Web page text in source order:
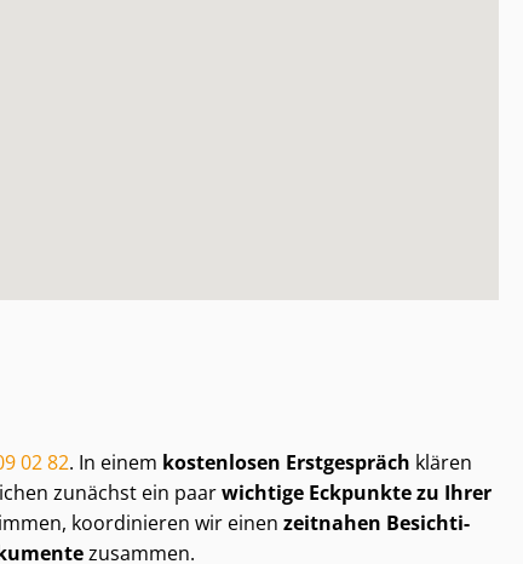
02 82. In einem kostenlosen Erstgespräch klären
zunächst ein paarwichtige Eckpunkte zu Ihrer
koordinieren wir einen zeitnahen Be­sich­ti­
zusammen.